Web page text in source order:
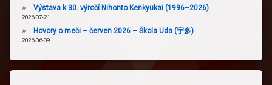
Výstava k 30. výročí Nihonto Kenkyukai (1996–2026)
2026-07-21
Hovory o meči – červen 2026 – Škola Uda (宇多)
2026-06-09